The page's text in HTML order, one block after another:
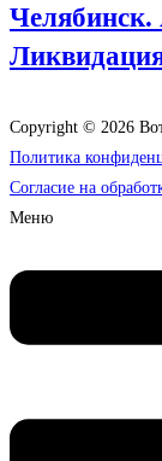
Copyright © 2026
Политика
Согласие на
Меню